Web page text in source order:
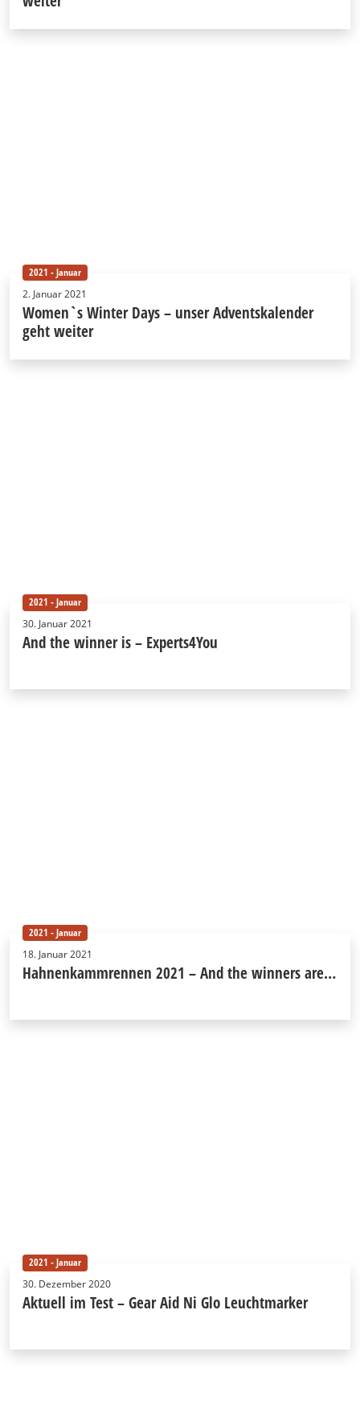
2021 - Januar
2. Januar 2021
Women`s Winter Days – unser Adventskalender
geht weiter
2021 - Januar
30. Januar 2021
And the winner is – Experts4You
2021 - Januar
18. Januar 2021
Hahnenkammrennen 2021 – And the winners are…
2021 - Januar
30. Dezember 2020
Aktuell im Test – Gear Aid Ni Glo Leuchtmarker